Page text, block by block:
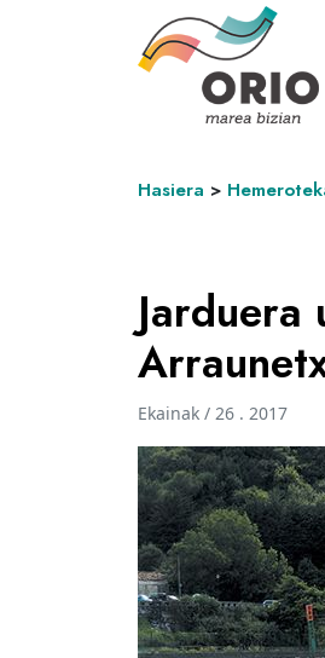
Hasiera >
Ekainak / 26 . 2017